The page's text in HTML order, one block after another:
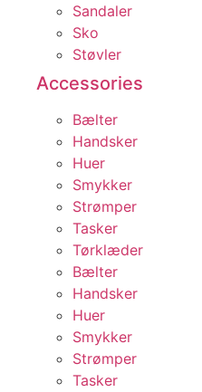
Sandaler
Sko
Støvler
Accessories
Bælter
Handsker
Huer
Smykker
Strømper
Tasker
Tørklæder
Bælter
Handsker
Huer
Smykker
Strømper
Tasker